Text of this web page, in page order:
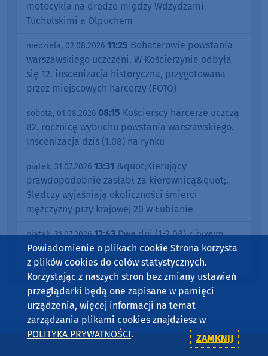
motocykla na drodze między Wdzydzami
Tucholskimi a Olpuchem
niedziela, 02.08.2026 11:25 Bohaterowie powstania
warszawskiego uczczeni. W Kościerzynie odbyła
się 12. inscenizacja historyczna, przygotowana
przez miejscowych harcerzy (FOTO)
sobota, 01.08.2026 08:15 Kościerscy harcerze uczczą
82. rocznicę wybuchu powstania warszawskiego.
Inscenizacja dziś (1.08) na rynku
piątek, 31.07.2026 13:31 &quot;Kierujący
prawdopodobnie zasłabł za kierownicą&quot;.
Śledczy wyjaśniają okoliczności śmierci
mężczyzny przy krajowej 20 w Łubianie
piątek, 31.07.2026 12:43Dwa dni (1-2.08) z żywym
słowem. Przed nami 49. Wielewski Turniej
Gawędziarzy (ROZMOWA)
Powiadomienie o plikach cookie Strona korzysta
z plików cookies do celów statystycznych.
Korzystając z naszych stron bez zmiany ustawień
przeglądarki będą one zapisane w pamięci
urządzenia, więcej informacji na temat
zarządzania plikami cookies znajdziesz w
POLITYKA PRYWATNOŚCI. ZAMKNIJ